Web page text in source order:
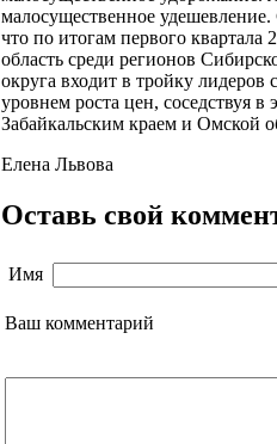
малосущественное
что по итогам первого квартала
область среди регионов
округа входит в тройку
уровнем роста цен, соседствуя в
Забайкальским краем и Омской
Елена Львова
Оставь свой
Имя
Ваш комментарий